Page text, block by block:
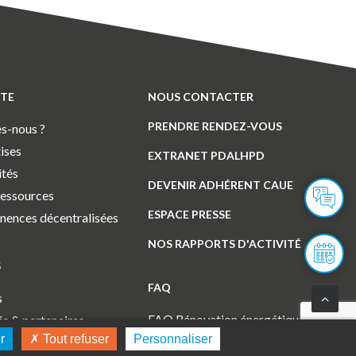
nous ?
décentralisées
& partenaires
de l’éducation
NOUS CONTACTER
PRENDRE RENDEZ-VOUS
EXTRANET PDALHPD
DEVENIR ADHÉRENT CAUE
ESPACE PRESSE
NOS RAPPORTS D'ACTIVITÉ
FAQ
FAQ Rénovation énergétique
FAQ Juridiques, financières,
Tout refuser Personnaliser